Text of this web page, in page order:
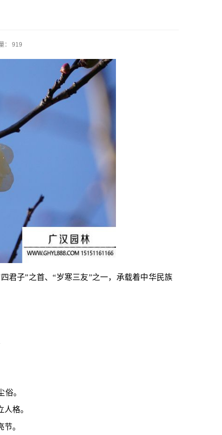
： 919
君子”之首、“岁寒三友”之一，承载着中华民族
。
格。
。